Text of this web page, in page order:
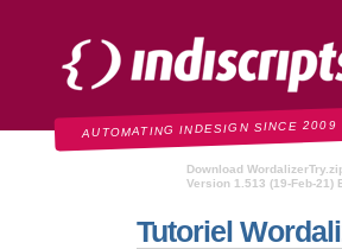
AUTOMATING INDESIGN SINCE 2009
Download
Version 1.513 (19-Feb-21)
Tutoriel